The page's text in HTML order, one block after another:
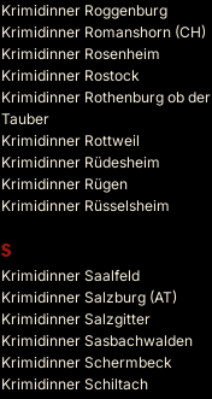
Krimidinner Roggenburg
Krimidinner Romanshorn (CH)
Krimidinner Rosenheim
Krimidinner Rostock
Krimidinner Rothenburg ob der
Tauber
Krimidinner Rottweil
Krimidinner Rüdesheim
Krimidinner Rügen
Krimidinner Rüsselsheim
S
Krimidinner Saalfeld
Krimidinner Salzburg (AT)
Krimidinner Salzgitter
Krimidinner Sasbachwalden
Krimidinner Schermbeck
Krimidinner Schiltach